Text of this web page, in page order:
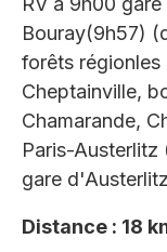
Bouray(9h57)
forêts régionles
Cheptainville,
Chamarande,
Paris-Austerlitz
gare
Distance : 18